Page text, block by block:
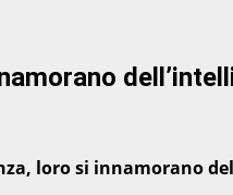
loro si innamorano